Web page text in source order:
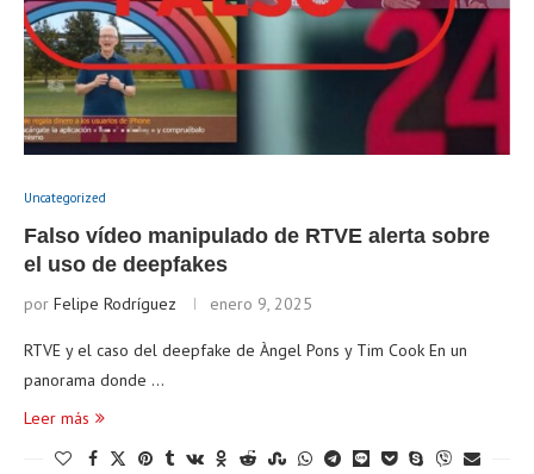
Uncategorized
Falso vídeo manipulado de RTVE alerta sobre
el uso de deepfakes
por Felipe Rodríguez enero 9, 2025
RTVE y el caso del deepfake de Àngel Pons y Tim Cook En un
panorama donde …
Leer más